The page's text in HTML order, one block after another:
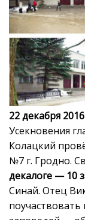
22 декабря 2016
Усекновения
Колацкий
№7 г. Гродно.
декалоге — 10
Синай. Отец